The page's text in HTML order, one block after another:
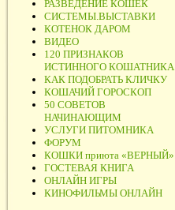
РАЗВЕДЕНИЕ КОШЕК
СИСТЕМЫ.ВЫСТАВКИ
КОТЕНОК ДАРОМ
ВИДЕО
120 ПРИЗНАКОВ
ИСТИННОГО КОШАТНИКА
КАК ПОДОБРАТЬ КЛИЧКУ
КОШАЧИЙ ГОРОСКОП
50 СОВЕТОВ
НАЧИНАЮЩИМ
УСЛУГИ ПИТОМНИКА
ФОРУМ
КОШКИ приюта «ВЕРНЫЙ»
ГОСТЕВАЯ КНИГА
ОНЛАЙН ИГРЫ
КИНОФИЛЬМЫ ОНЛАЙН